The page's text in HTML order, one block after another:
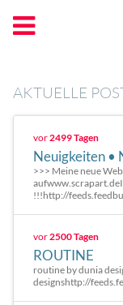
AKTUELLE
vor2499 Tagen
Neuigkeiten •
>>> Meine neue
!!!http://
vor2500 Tagen
ROUTINE
routine by dunia
designshttp://